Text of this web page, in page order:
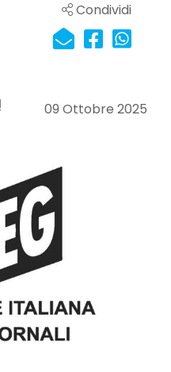
Condividi
09 Ottobre 2025